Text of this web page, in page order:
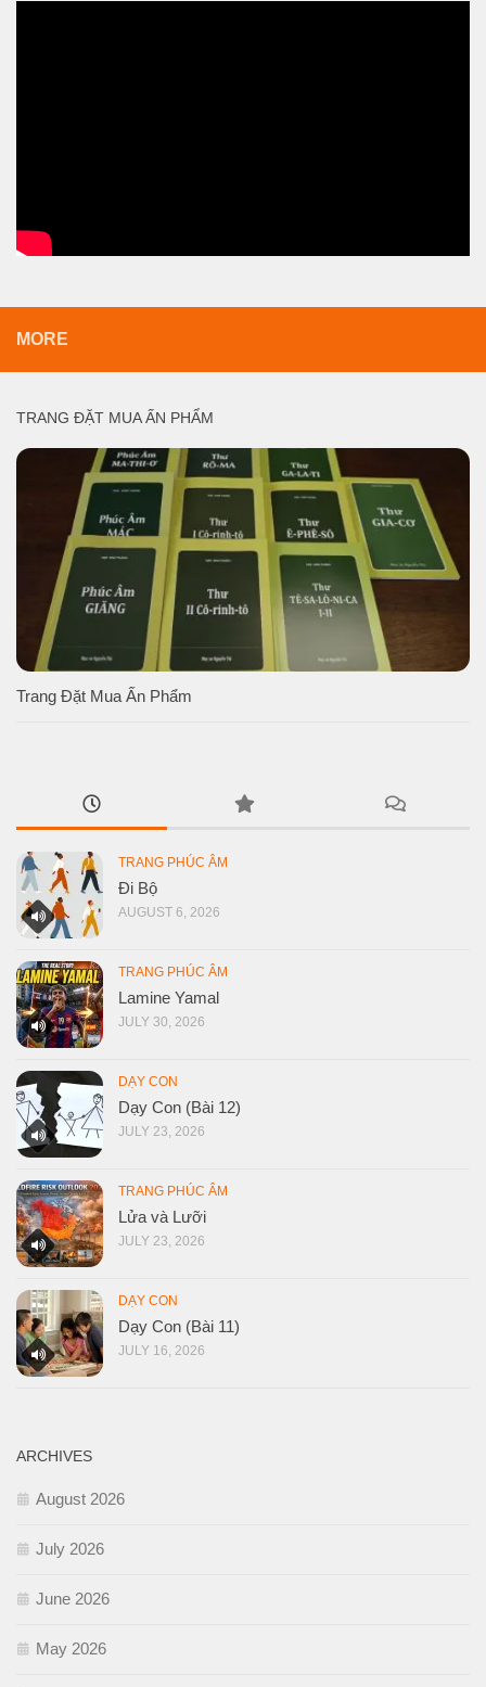
MORE
TRANG ĐẶT MUA ẤN PHẨM
Trang Đặt Mua Ấn Phẩm
TRANG PHÚC ÂM
Đi Bộ
AUGUST 6, 2026
TRANG PHÚC ÂM
Lamine Yamal
JULY 30, 2026
DẠY CON
Dạy Con (Bài 12)
JULY 23, 2026
TRANG PHÚC ÂM
Lửa và Lưỡi
JULY 23, 2026
DẠY CON
Dạy Con (Bài 11)
JULY 16, 2026
ARCHIVES
August 2026
July 2026
June 2026
May 2026